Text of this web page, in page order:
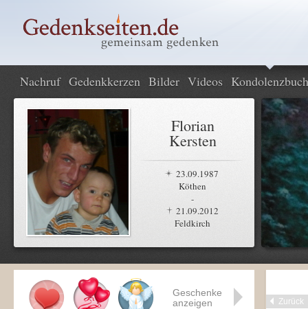
Nachruf Gedenkkerzen Bilder Videos Kondolenzbuch
Florian
Kersten
23.09.1987
Köthen
-
21.09.2012
Feldkirch
Zurück
Geschenke
anzeigen